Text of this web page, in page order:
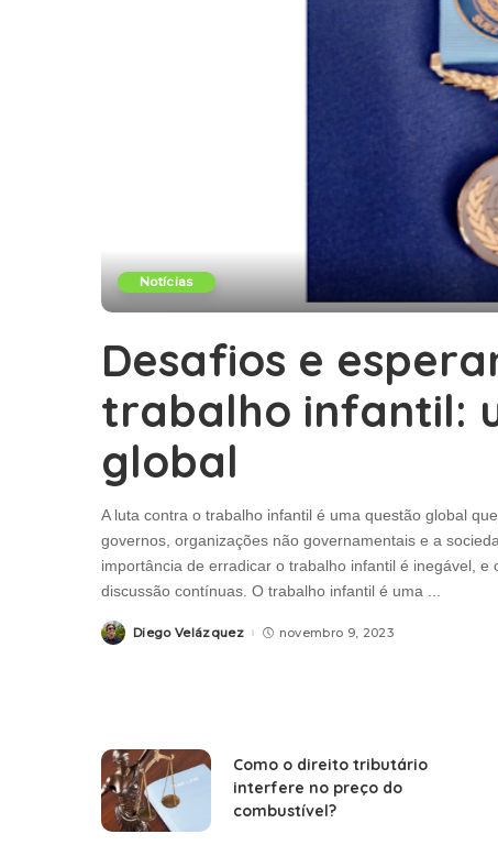
Notícias
Desafios e
trabalho infantil:
global
A luta contra o trabalho infantil é uma questão global
governos, organizações não governamentais e a
importância de erradicar o trabalho infantil é inegável,
discussão contínuas. O trabalho infantil é uma ...
Posted
by
Diego Velázquez novembro 9, 2023
Como o direito tributário
interfere no preço do
combustível?